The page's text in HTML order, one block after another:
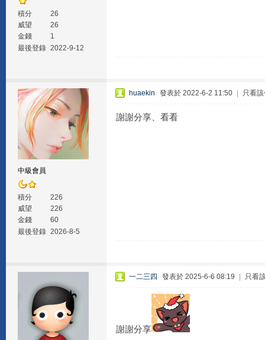
積分
26
威望
26
金錢
1
最後登錄 2022-9-12
中級會員
積分
226
威望
226
金錢
60
最後登錄 2026-8-5
huaekin 發表於 2022-6-2 11:50 只看
謝謝分享、看看
一二三四 發表於 2025-6-6 08:19 只看
謝謝分享